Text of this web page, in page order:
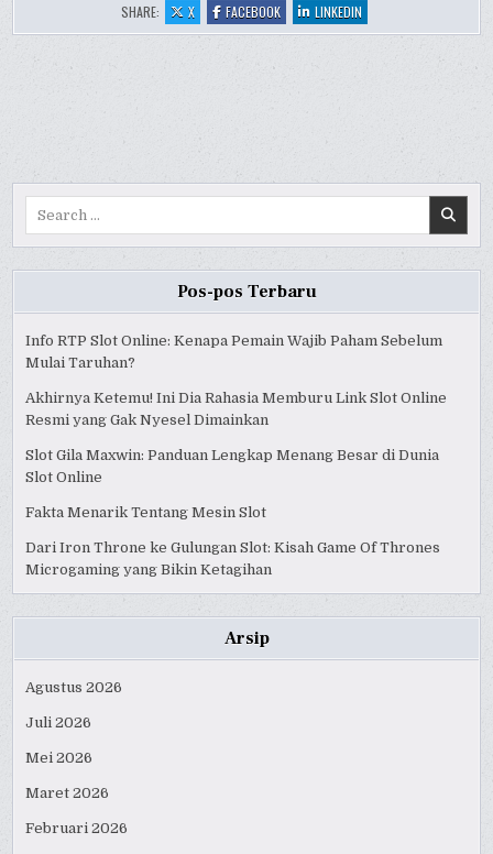
SHARE: X:
KUN
KHMER
SLOT
ONLINE
FACEBOOK:
KUN
KHMER
SLOT
ONLINE
LINKEDIN
KUN
KHMER
SLOT
ONLINE
Pos-pos Terbaru
Info RTP Slot Online: Kenapa Pemain Wajib Paham Sebelum
Mulai Taruhan?
Akhirnya Ketemu! Ini Dia Rahasia Memburu Link Slot Online
Resmi yang Gak Nyesel Dimainkan
Slot Gila Maxwin: Panduan Lengkap Menang Besar di Dunia
Slot Online
Fakta Menarik Tentang Mesin Slot
Dari Iron Throne ke Gulungan Slot: Kisah Game Of Thrones
Microgaming yang Bikin Ketagihan
Arsip
Agustus 2026
Juli 2026
Mei 2026
Maret 2026
Februari 2026